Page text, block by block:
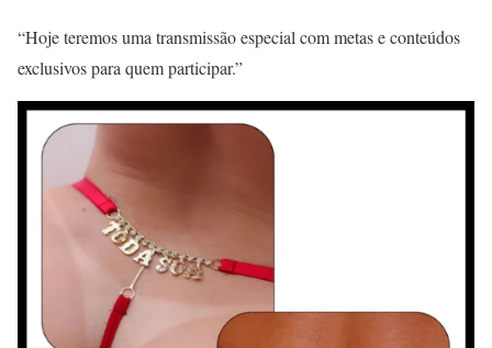
“Hoje teremos uma transmissão especial com metas e conteúdos
exclusivos para quem participar.”